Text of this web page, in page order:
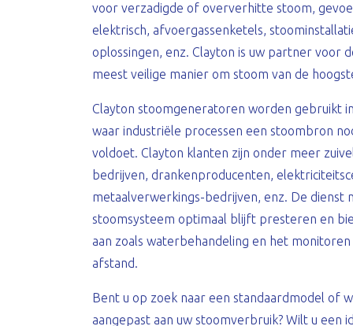
voor verzadigde of oververhitte stoom,
elektrisch, afvoergassenketels,
oplossingen, enz. Clayton is uw partner voor
meest veilige manier om stoom van de
Clayton stoomgeneratoren worden gebruikt
waar industriële processen een stoombron
voldoet. Clayton klanten zijn onder meer
bedrijven, drankenproducenten,
metaalverwerkings-bedrijven, enz. De dienst
stoomsysteem optimaal blijft presteren en
aan zoals waterbehandeling en het
afstand.
Bent u op zoek naar een standaardmodel of
aangepast aan uw stoomverbruik? Wilt u een